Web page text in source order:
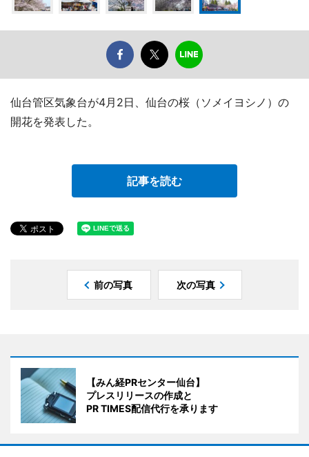
仙台管区気象台が4月2日、仙台の桜（ソメイヨシノ）の
開花を発表した。
記事を読む
前の写真 次の写真
【みん経PRセンター仙台】
プレスリリースの作成と
PR TIMES配信代行を承ります